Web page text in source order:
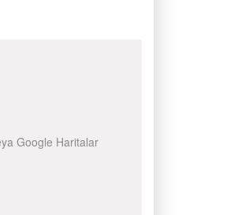
Google Haritalar